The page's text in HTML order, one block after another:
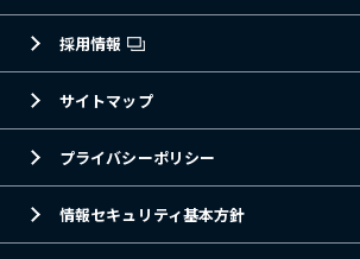
採用情報
サイトマップ
プライバシーポリシー
情報セキュリティ基本方針